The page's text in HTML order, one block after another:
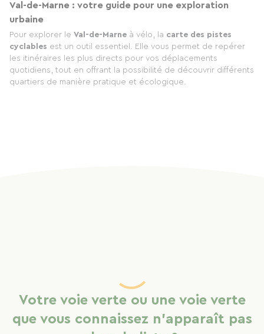
Val-de-Marne : votre guide pour une exploration
urbaine
Pour explorer le Val-de-Marne à vélo, la carte des pistes
cyclables est un outil essentiel. Elle vous permet de repérer
les itinéraires les plus directs pour vos déplacements
quotidiens, tout en offrant la possibilité de découvrir différents
quartiers de manière pratique et écologique.
Votre voie verte ou une voie verte
que vous connaissez n'apparaît pas